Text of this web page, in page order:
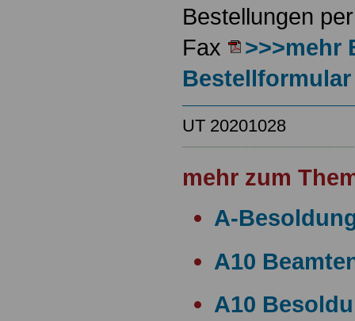
Bestellungen
Fax
>>>mehr
Bestellformular
UT 20201028
mehr zum
A-
A10
A10